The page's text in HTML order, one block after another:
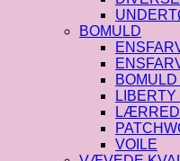
BOMULD
LÆRRED
VOILE